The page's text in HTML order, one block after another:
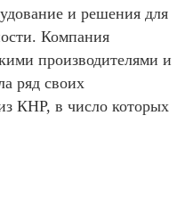
и решения для
Компания
производителями и
ряд своих
КНР, в число которых